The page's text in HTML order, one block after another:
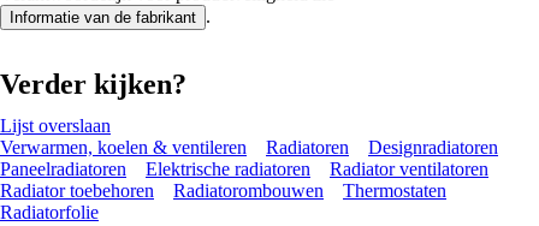
Informatie van de fabrikant .
Verder kijken?
Lijst overslaan
Verwarmen, koelen & ventileren
Radiatoren
Designradiatoren
Paneelradiatoren
Elektrische radiatoren
Radiator ventilatoren
Radiator toebehoren
Radiatorombouwen
Thermostaten
Radiatorfolie